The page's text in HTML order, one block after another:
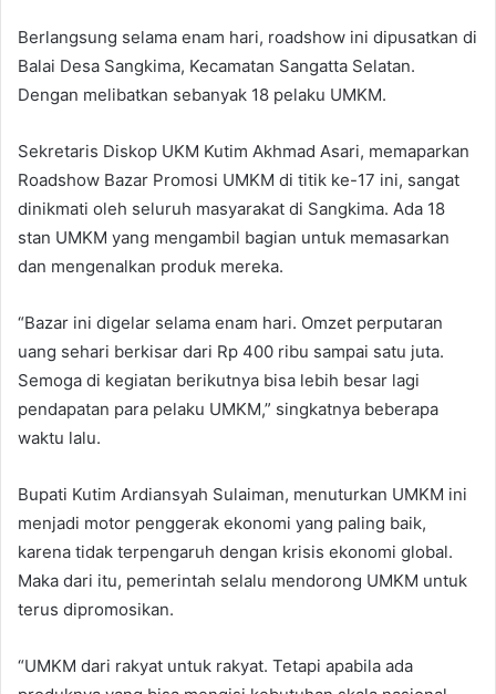
Berlangsung selama enam hari, roadshow ini dipusatkan di
Balai Desa Sangkima, Kecamatan Sangatta Selatan.
Dengan melibatkan sebanyak 18 pelaku UMKM.
Sekretaris Diskop UKM Kutim Akhmad Asari, memaparkan
Roadshow Bazar Promosi UMKM di titik ke-17 ini, sangat
dinikmati oleh seluruh masyarakat di Sangkima. Ada 18
stan UMKM yang mengambil bagian untuk memasarkan
dan mengenalkan produk mereka.
“Bazar ini digelar selama enam hari. Omzet perputaran
uang sehari berkisar dari Rp 400 ribu sampai satu juta.
Semoga di kegiatan berikutnya bisa lebih besar lagi
pendapatan para pelaku UMKM,” singkatnya beberapa
waktu lalu.
Bupati Kutim Ardiansyah Sulaiman, menuturkan UMKM ini
menjadi motor penggerak ekonomi yang paling baik,
karena tidak terpengaruh dengan krisis ekonomi global.
Maka dari itu, pemerintah selalu mendorong UMKM untuk
terus dipromosikan.
“UMKM dari rakyat untuk rakyat. Tetapi apabila ada